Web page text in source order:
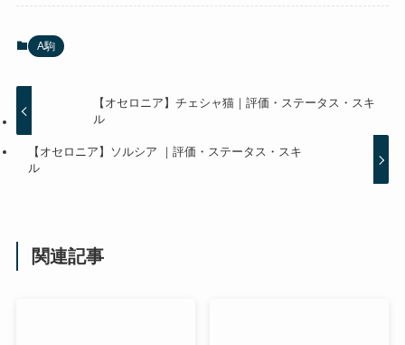
A駒
【オセロニア】チェシャ猫｜評価・ステータス・スキ
ル
【オセロニア】ソルシア ｜評価・ステータス・スキ
ル
関連記事